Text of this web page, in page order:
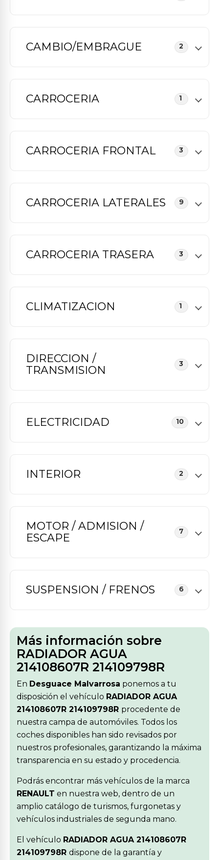
CAMBIO/EMBRAGUE 2
CARROCERIA 1
CARROCERIA FRONTAL 3
CARROCERIA LATERALES 9
CARROCERIA TRASERA 3
CLIMATIZACION 1
DIRECCION /
TRANSMISION
3
ELECTRICIDAD 10
INTERIOR 2
MOTOR / ADMISION /
ESCAPE
7
SUSPENSION / FRENOS 6
Más información sobre
RADIADOR AGUA
214108607R 214109798R
En Desguace Malvarrosa ponemos a tu
disposición el vehículo RADIADOR AGUA
214108607R 214109798R procedente de
nuestra campa de automóviles. Todos los
coches disponibles han sido revisados por
nuestros profesionales, garantizando la máxima
transparencia en su estado y procedencia.
Podrás encontrar más vehículos de la marca
RENAULT en nuestra web, dentro de un
amplio catálogo de turismos, furgonetas y
vehículos industriales de segunda mano.
El vehículo RADIADOR AGUA 214108607R
214109798R dispone de la garantía y